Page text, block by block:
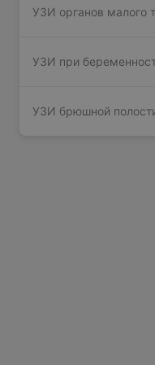
УЗИ органов малого
УЗИ при
УЗИ брюшной